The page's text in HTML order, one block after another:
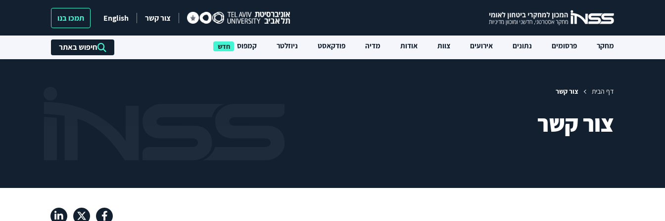
צור קשר English תמכו בנו
מחקר פרסומים נתונים אירועים צוות אודות מדיה פודקאסט ניוזלטר קמפוס חיפוש באתר
דף הבית צור קשר
צור קשר